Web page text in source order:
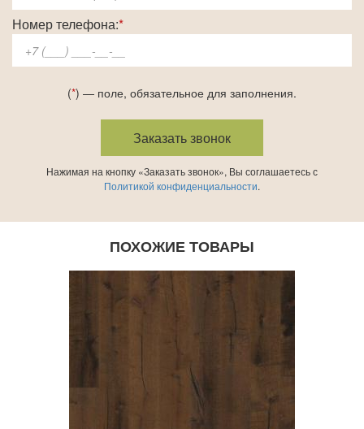
Номер телефона:*
(*) — поле, обязательное для заполнения.
Нажимая на кнопку «Заказать звонок», Вы соглашаетесь с
Политикой конфиденциальности.
ПОХОЖИЕ ТОВАРЫ